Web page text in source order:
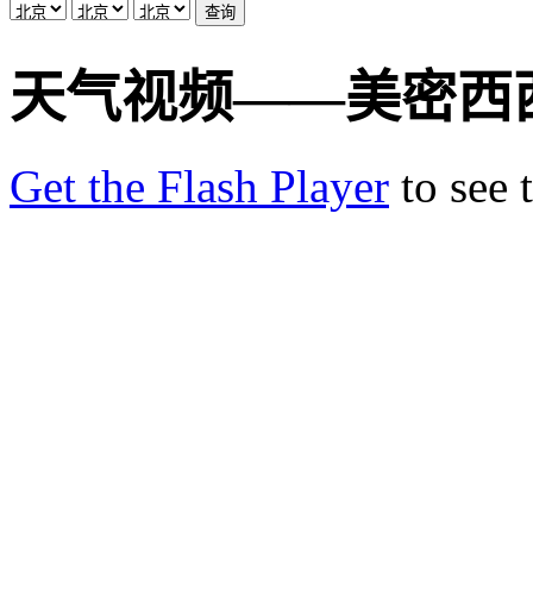
天气视频——美密西
Get the Flash Player to see